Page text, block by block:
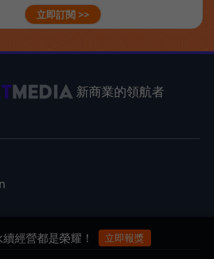
立即訂閱 >>
新商業的領航者
經營都是榮耀！ 立即報獎